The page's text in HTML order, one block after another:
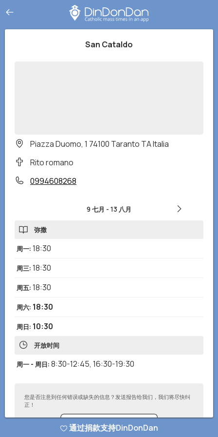
San Cataldo
Piazza Duomo, 1 74100 Taranto TA Italia
Rito romano
0994608268
9 七月 - 13 八月
弥撒
周一: 18:30
周三: 18:30
周五: 18:30
周六: 18:30
周日: 10:30
开放时间
周一 - 周日: 8:30-12:45, 16:30-19:30
您是否注意到任何错误或缺失的信息？发送报告给我们，我们将尽快纠
正！
通过捐款支持DinDonDan